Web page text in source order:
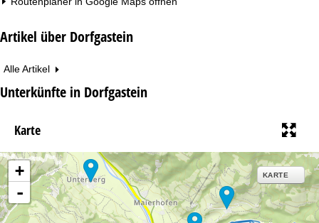
Artikel über Dorfgastein
Alle Artikel
Unterkünfte in Dorfgastein
Karte
+
-
KARTE